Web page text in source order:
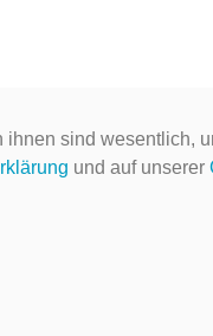
sind wesentlich,
und auf unserer